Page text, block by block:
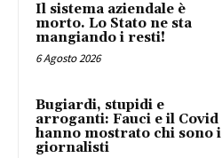
Il sistema aziendale è
morto. Lo Stato ne sta
mangiando i resti!
6 Agosto 2026
Bugiardi, stupidi e
arroganti: Fauci e il Covid
hanno mostrato chi sono i
giornalisti